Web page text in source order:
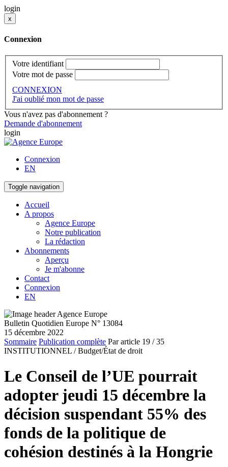
login
x
Connexion
Votre identifiant
Votre mot de passe
CONNEXION
J'ai oublié mon mot de passe
Vous n'avez pas d'abonnement ?
Demande d'abonnement
login
Connexion
EN
Toggle navigation
Accueil
A propos
Agence Europe
Notre publication
La rédaction
Abonnements
Aperçu
Je m'abonne
Contact
Connexion
EN
Bulletin Quotidien Europe N° 13084
15 décembre 2022
Sommaire Publication complète Par article 19 / 35
INSTITUTIONNEL / Budget/État de droit
Le Conseil de l’UE pourrait
adopter jeudi 15 décembre la
décision suspendant 55% des
fonds de la politique de
cohésion destinés à la Hongrie